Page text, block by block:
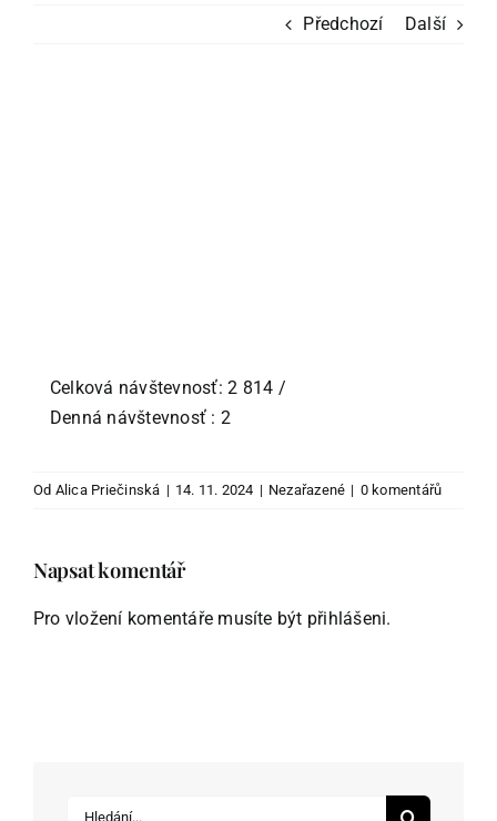
Předchozí Další
Celková návštevnosť: 2 814 /
Denná návštevnosť : 2
Od Alica Priečinská | 14. 11. 2024 | Nezařazené | 0 komentářů
Napsat komentář
Pro vložení komentáře musíte být přihlášeni.
Hledat: